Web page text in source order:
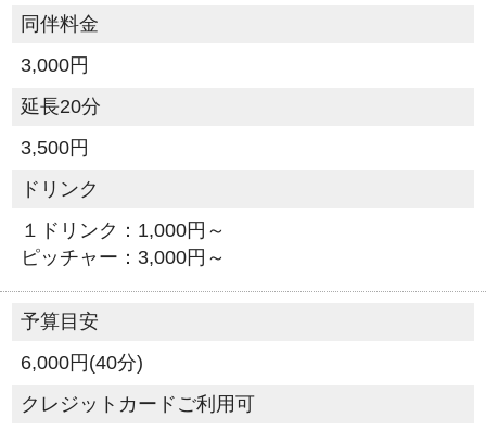
同伴料金
3,000円
延長20分
3,500円
ドリンク
１ドリンク：1,000円～
ピッチャー：3,000円～
予算目安
6,000円(40分)
クレジットカードご利用可